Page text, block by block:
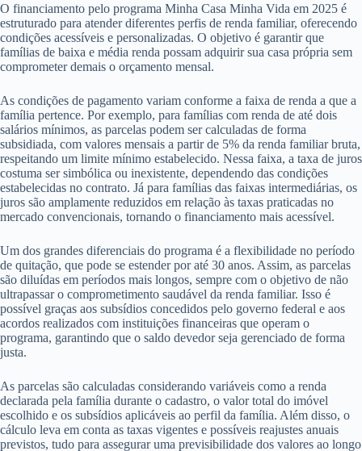
O financiamento pelo programa Minha Casa Minha Vida em 2025 é
estruturado para atender diferentes perfis de renda familiar, oferecendo
condições acessíveis e personalizadas. O objetivo é garantir que
famílias de baixa e média renda possam adquirir sua casa própria sem
comprometer demais o orçamento mensal.
As condições de pagamento variam conforme a faixa de renda a que a
família pertence. Por exemplo, para famílias com renda de até dois
salários mínimos, as parcelas podem ser calculadas de forma
subsidiada, com valores mensais a partir de 5% da renda familiar bruta,
respeitando um limite mínimo estabelecido. Nessa faixa, a taxa de juros
costuma ser simbólica ou inexistente, dependendo das condições
estabelecidas no contrato. Já para famílias das faixas intermediárias, os
juros são amplamente reduzidos em relação às taxas praticadas no
mercado convencionais, tornando o financiamento mais acessível.
Um dos grandes diferenciais do programa é a flexibilidade no período
de quitação, que pode se estender por até 30 anos. Assim, as parcelas
são diluídas em períodos mais longos, sempre com o objetivo de não
ultrapassar o comprometimento saudável da renda familiar. Isso é
possível graças aos subsídios concedidos pelo governo federal e aos
acordos realizados com instituições financeiras que operam o
programa, garantindo que o saldo devedor seja gerenciado de forma
justa.
As parcelas são calculadas considerando variáveis como a renda
declarada pela família durante o cadastro, o valor total do imóvel
escolhido e os subsídios aplicáveis ao perfil da família. Além disso, o
cálculo leva em conta as taxas vigentes e possíveis reajustes anuais
previstos, tudo para assegurar uma previsibilidade dos valores ao longo